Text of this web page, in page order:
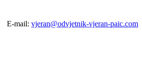
E-mail: vjeran@odvjetnik-vjeran-paic.com